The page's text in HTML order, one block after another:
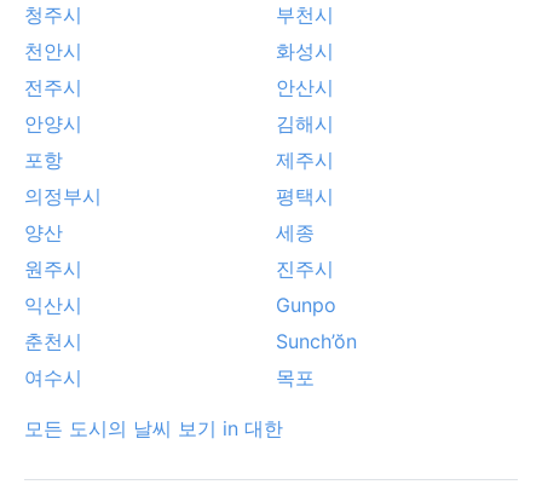
청주시
부천시
천안시
화성시
전주시
안산시
안양시
김해시
포항
제주시
의정부시
평택시
양산
세종
원주시
진주시
익산시
Gunpo
춘천시
Sunch’ŏn
여수시
목포
모든 도시의 날씨 보기 in 대한